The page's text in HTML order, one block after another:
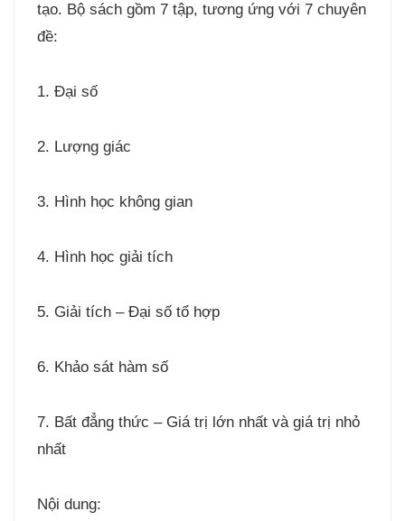
tạo. Bộ sách gồm 7 tập, tương ứng với 7 chuyên
đề:
1. Đại số
2. Lượng giác
3. Hình học không gian
4. Hình học giải tích
5. Giải tích – Đại số tổ hợp
6. Khảo sát hàm số
7. Bất đẳng thức – Giá trị lớn nhất và giá trị nhỏ
nhất
Nội dung: